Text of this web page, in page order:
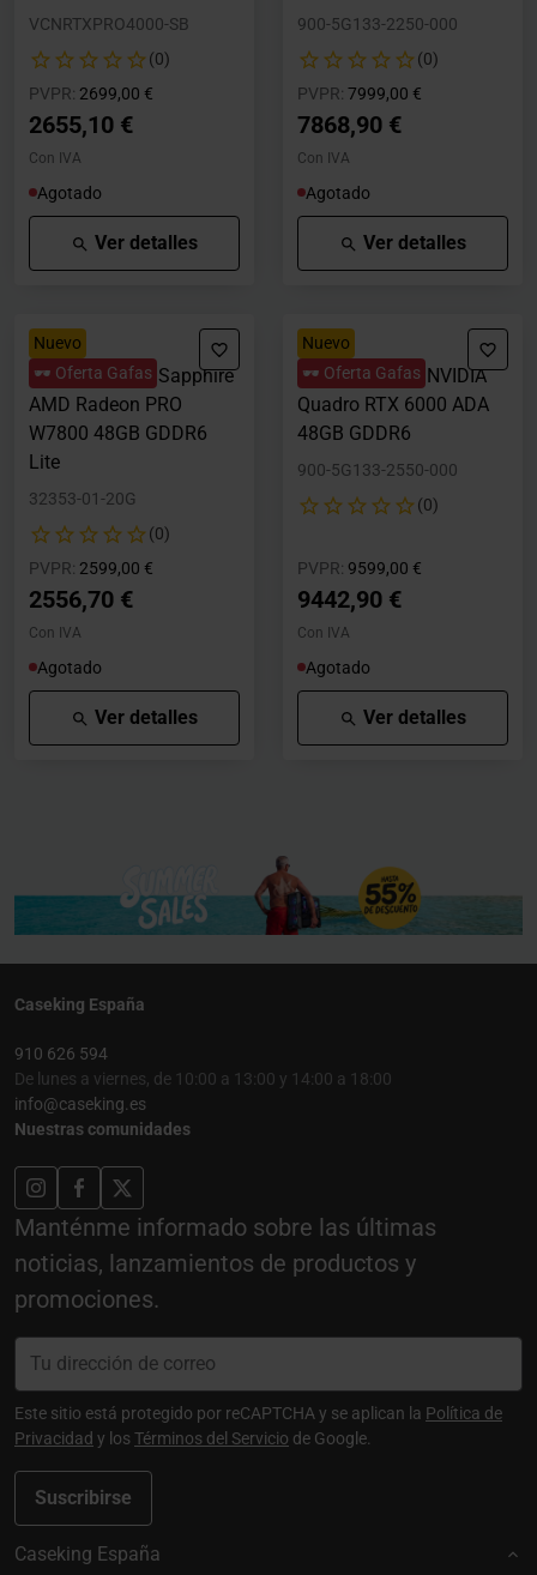
VCNRTXPRO4000-SB
(0)
PVPR: Precio rebajado desde
2699,00 €
2655,10 €
Con IVA
Agotado
Ver detalles
900-5G133-2250-000
(0)
PVPR: Precio rebajado desde
7999,00 €
7868,90 €
Con IVA
Agotado
Ver detalles
Nuevo
🕶️ Oferta Gafas
Tarjeta Gráfica Sapphire
AMD Radeon PRO
W7800 48GB GDDR6
Lite
32353-01-20G
(0)
PVPR: Precio rebajado desde
2599,00 €
2556,70 €
Con IVA
Agotado
Ver detalles
Nuevo
🕶️ Oferta Gafas
Tarjeta Gráfica NVIDIA
Quadro RTX 6000 ADA
48GB GDDR6
900-5G133-2550-000
(0)
PVPR: Precio rebajado desde
9599,00 €
9442,90 €
Con IVA
Agotado
Ver detalles
Caseking España
910 626 594
De lunes a viernes, de 10:00 a 13:00 y 14:00 a 18:00
info@caseking.es
Nuestras comunidades
Manténme informado sobre las últimas
noticias, lanzamientos de productos y
promociones.
Suscribirse
Este sitio está protegido por reCAPTCHA y se aplican la Política de
Privacidad y losTérminos del Servicio de Google.
Caseking España